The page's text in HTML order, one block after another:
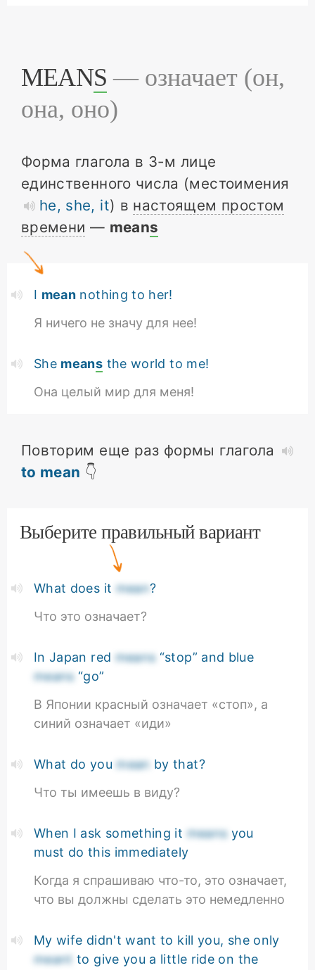
MEANS — означает (он,
она, оно)
Форма глагола в 3-м лице
единственного числа (местоимения
he, she, it) в настоящем простом
времени — means
I mean nothing to her!
Я ничего не значу для нее!
She means the world to me!
Она целый мир для меня!
Повторим еще раз формы глагола
to mean 👇
Выберите правильный вариант
What does it mean?
Что это означает?
In Japan red means “stop” and blue
means “go”
В Японии красный означает «стоп», а
синий означает «иди»
What do youmean by that?
Что ты имеешь в виду?
When I ask something it means you
must do this immediately
Когда я спрашиваю что-то, это означает,
что вы должны сделать это немедленно
My wife didn't want to kill you, she only
meant to give you a little ride on the